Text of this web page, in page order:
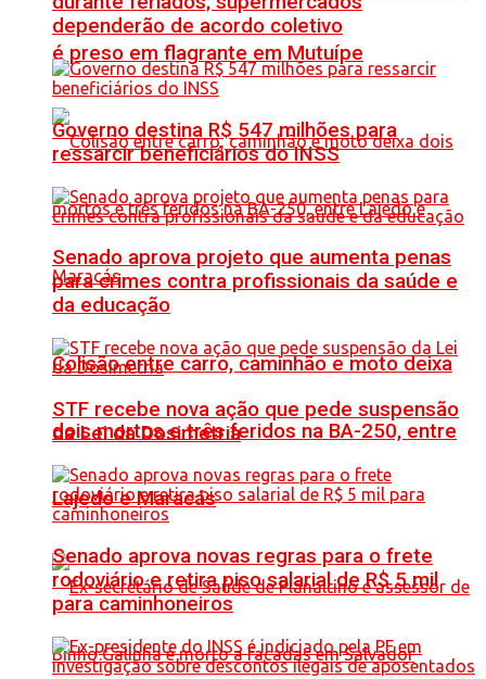
é preso em flagrante em Mutuípe
Colisão entre carro, caminhão e moto deixa
dois mortos e três feridos na BA-250, entre
Lajedo e Maracás
dependerão de acordo coletivo
Governo destina R$ 547 milhões para
ressarcir beneficiários do INSS
Senado aprova projeto que aumenta penas
para crimes contra profissionais da saúde e
da educação
STF recebe nova ação que pede suspensão
da Lei da Dosimetria
Senado aprova novas regras para o frete
rodoviário e retira piso salarial de R$ 5 mil
para caminhoneiros